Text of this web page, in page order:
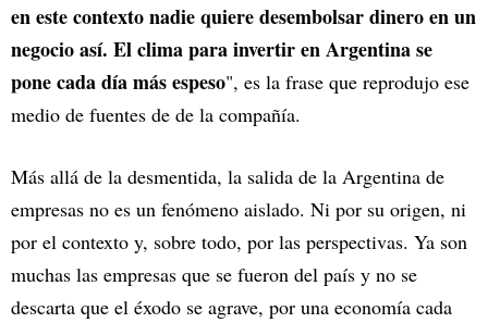
en este contexto nadie quiere desembolsar dinero en un
negocio así. El clima para invertir en Argentina se
pone cada día más espeso", es la frase que reprodujo ese
medio de fuentes de de la compañía.
Más allá de la desmentida, la salida de la Argentina de
empresas no es un fenómeno aislado. Ni por su origen, ni
por el contexto y, sobre todo, por las perspectivas. Ya son
muchas las empresas que se fueron del país y no se
descarta que el éxodo se agrave, por una economía cada